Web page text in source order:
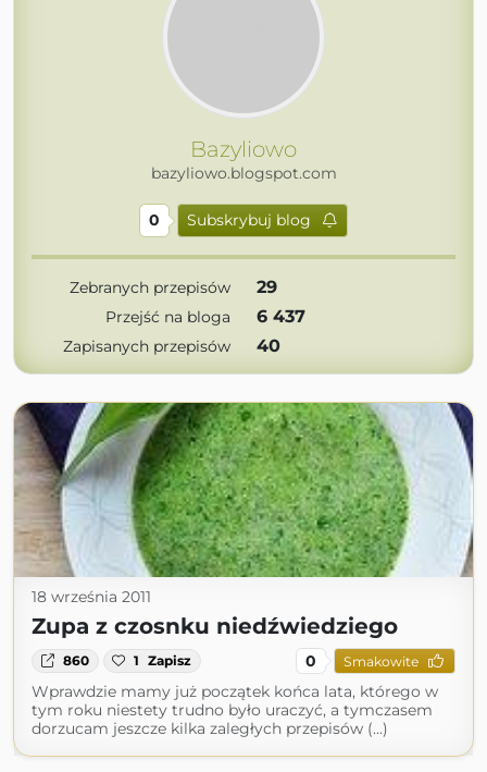
Bazyliowo
bazyliowo.blogspot.com
0 Subskrybuj blog
Zebranych przepisów 29
Przejść na bloga 6 437
Zapisanych przepisów 40
18 września 2011
Zupa z czosnku niedźwiedziego
860 1 Zapisz 0 Smakowite
Wprawdzie mamy już początek końca lata, którego w
tym roku niestety trudno było uraczyć, a tymczasem
dorzucam jeszcze kilka zaległych przepisów (...)